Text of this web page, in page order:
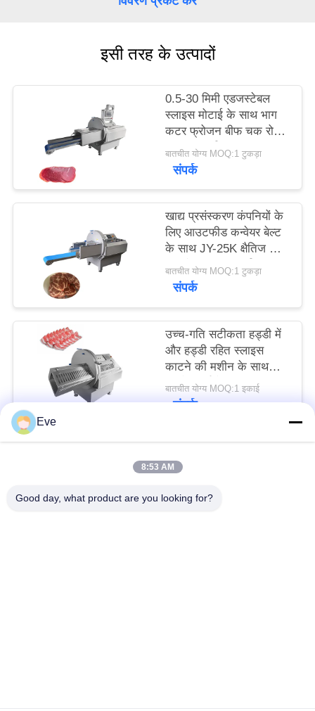
साइटमैप
इसी तरह के उत्पादों
0.5-30 मिमी एडजस्टेबल
स्लाइस मोटाई के साथ भाग
कटर फ्रोजन बीफ चक रोल
स्लाइसर मशीन
बातचीत योग्य MOQ:1 टुकड़ा
संपर्क
खाद्य प्रसंस्करण कंपनियों के
लिए आउटफीड कन्वेयर बेल्ट
के साथ JY-25K क्षैतिज जमे
हुए मांस स्लाइसर मशीन
बातचीत योग्य MOQ:1 टुकड़ा
संपर्क
उच्च-गति सटीकता हड्डी में
और हड्डी रहित स्लाइस
काटने की मशीन के साथ
उपयोगकर्ता के अनुकूल
टचस्क्रीन के साथ जमे हुए
बातचीत योग्य MOQ:1 इकाई
संपर्क
लोकप्रिय श्रेणियां
Eve
8:53 AM
Good day, what product are you looking for?